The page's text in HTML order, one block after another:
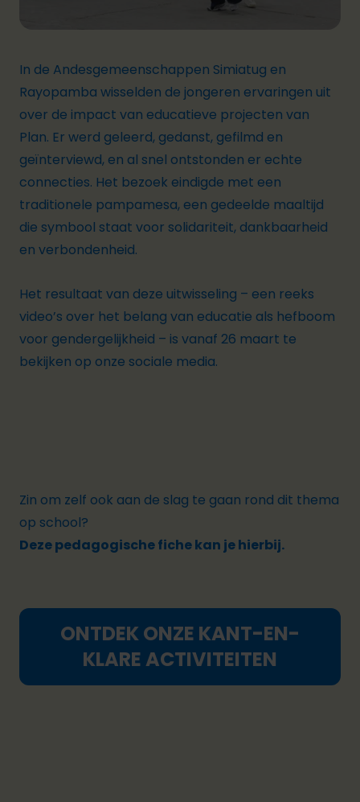
In de Andesgemeenschappen Simiatug en
Rayopamba wisselden de jongeren ervaringen uit
over de impact van educatieve projecten van
Plan. Er werd geleerd, gedanst, gefilmd en
geïnterviewd, en al snel ontstonden er echte
connecties. Het bezoek eindigde met een
traditionele pampamesa, een gedeelde maaltijd
die symbool staat voor solidariteit, dankbaarheid
en verbondenheid.
Het resultaat van deze uitwisseling – een reeks
video’s over het belang van educatie als hefboom
voor gendergelijkheid – is vanaf 26 maart te
bekijken op onze sociale media.
Zin om zelf ook aan de slag te gaan rond dit thema
op school?
Deze pedagogische fiche kan je hierbij.
ONTDEK ONZE KANT-EN-
KLARE ACTIVITEITEN